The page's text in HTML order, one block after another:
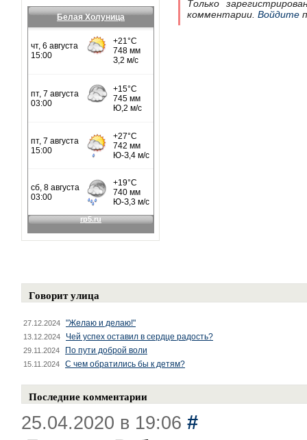
Белая Холуница
Только
комментарии. Войдите
Говорит улица
27.12.2024 "Желаю и делаю!"
13.12.2024 Чей успех оставил в сердце радость?
29.11.2024 По пути доброй воли
15.11.2024 С чем обратились бы к детям?
Последние комментарии
25.04.2020 в 19:06 #